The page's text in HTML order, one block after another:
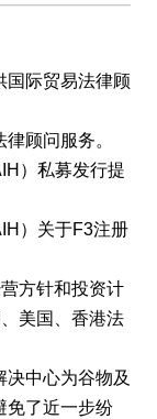
国际贸易法律顾
顾问服务。
）私募发行提
）关于F3注册
方针和投资计
美国、香港法
中心为谷物及
免了近一步纷